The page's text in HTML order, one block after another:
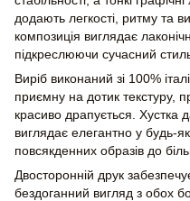
додають легкості, ритму та
композиція виглядає
підкреслюючи сучасний
Виріб виконаний зі 100%
приємну на дотик текстуру,
красиво драпується. Хустка
виглядає елегантно у будь-
повсякденних образів до
Двосторонній друк
бездоганний вигляд з обох